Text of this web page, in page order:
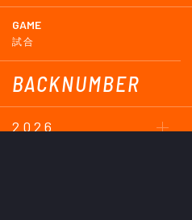
GAME
試合
BACKNUMBER
2026